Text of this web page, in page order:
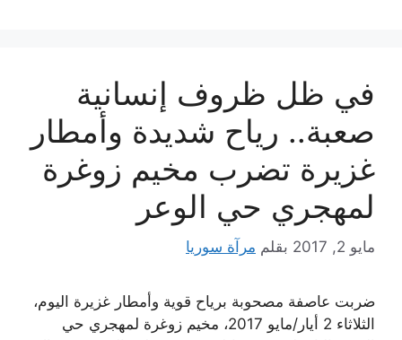
في ظل ظروف إنسانية
صعبة.. رياح شديدة وأمطار
غزيرة تضرب مخيم زوغرة
لمهجري حي الوعر
مايو 2, 2017 بقلم مرآة سوريا
ضربت عاصفة مصحوبة برياح قوية وأمطار غزيرة اليوم،
الثلاثاء 2 أيار/مايو 2017، مخيم زوغرة لمهجري حي